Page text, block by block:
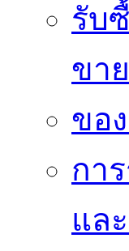
รับ
ขาย
ขอ
กา
แล